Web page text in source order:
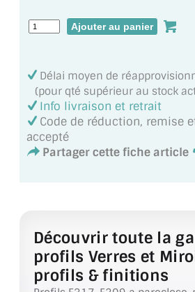
MIROIR PAROI DE DOUCHE
MIROIR POUR SALLE DE DANSE
MIROIR ENCADRÉ
MIROIR TV
VERRE TREMPÉ (SÉCURIT)
PAROI DE DOUCHE
Délai moyen de
(pour qté supérieur au stock
Info livraison et retrait
Code de réduction, remise
accepté
Partager cette fiche article
Découvrir toute la
profils Verres et
profils & finitions